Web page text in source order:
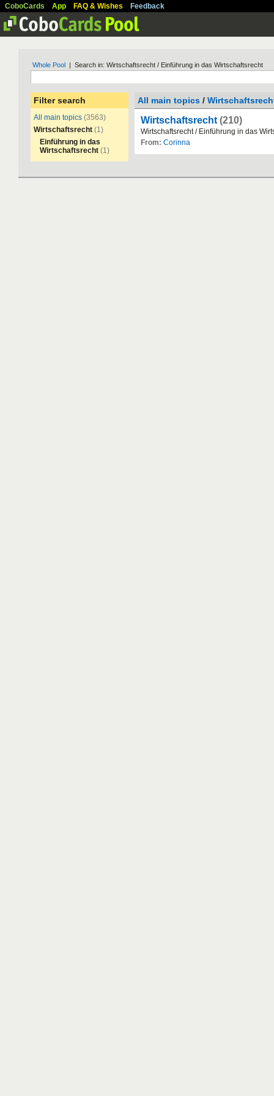
CoboCards App FAQ & Wishes Feedback
Whole Pool | Search in: Wirtschaftsrecht / Einführung in das Wirtschaftsrecht
Filter search
All main topics (3563)
Wirtschaftsrecht (1)
Einführung in das
Wirtschaftsrecht (1)
All main topics /
Wirtschaftsrecht (210)
Wirtschaftsrecht/ Einfü hrung in das
From: Corinna